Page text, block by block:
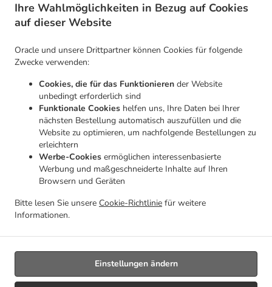
Ihre Wahlmöglichkeiten in Bezug auf Cookies
auf dieser Website
Oracle und unsere Drittpartner können Cookies für folgende
Zwecke verwenden:
Cookies, die für das Funktionieren der Website
unbedingt erforderlich sind
Funktionale Cookies helfen uns, Ihre Daten bei Ihrer
nächsten Bestellung automatisch auszufüllen und die
Website zu optimieren, um nachfolgende Bestellungen zu
erleichtern
Werbe-Cookies ermöglichen interessenbasierte
Werbung und maßgeschneiderte Inhalte auf Ihren
Browsern und Geräten
Bitte lesen Sie unsere Cookie-Richtlinie für weitere
Informationen.
Einstellungen ändern
Comida